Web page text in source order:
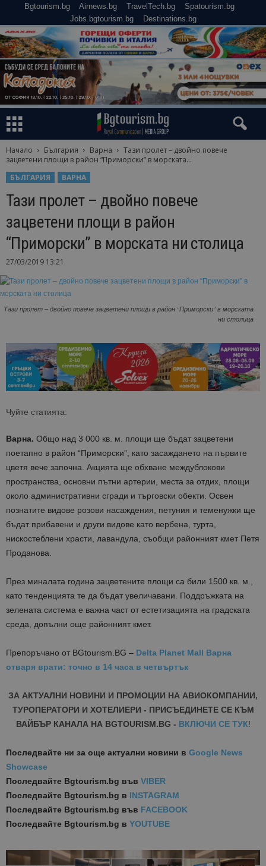
Bgtourism.bg Airnews.bg TravelTech.bg
Spatourism.bg
Jobs.bgtourism.bg
Destinations.bg
Начало България Варна
Тази пролет – двойно повече
зацветени площи в район “Приморски” в морската...
БЪЛГАРИЯ
ВАРНА
Тази пролет – двойно повече
зацветени площи в район
“Приморски” в морската ни столица
27/03/2019 13:21
Тази пролет – двойно повече зацветени площи в район “Приморски” в морската
ни столица
Чуйте статията:
Варна. Общо над 3 000 кв. м. площи ще бъдат зацветени
поетапно в район “Приморски”, като засаждането на първите
цветя вече започна. Акцията ще обхване междублокови
пространства, основни пътни артерии, места за отдих, площи
около административни сгради и търговски обекти. Освен
познатите видове розови насаждения, петуния и теменужки ще
бъдат прибавени и други видове като вербена, турта,
нискостеблени храсти, лавандула, съобщи районният кмет Петя
Проданова.
През миналата година зацветените площи са били 1500 кв. м.,
като тенденцията те да бъдат увеличавани. Поддръжката на
зелената система е важна част от естетизацията на градската
среда, допълни още районният кмет.
Препоръчано от BGtourism.BG – Delta Planet Mall Варна
отваря врати: точно в 14 часа в четвъртък
ЗА АКТУАЛНИ НОВИНИ И ПРОМОЦИИ НА АВИОКОМПАНИИ,
ТУРОПЕРАТОРИ И ХОТЕЛИЕРИ - ПРИСЪЕДИНЕТЕ СЕ КЪМ
ВАЙБЪР КАНАЛА НА BGTOURISM.BG - ВКЛЮЧИ СЕ ТУК!
Последвайте ни за още актуални новини в Google News
Showcase
Последвайте Bgtourism.bg във VIBER
Последвайте Bgtourism.bg в INSTAGRAM
Последвайте Bgtourism.bg във FACEBOOK
Последвайте Bgtourism.bg в YOUTUBE